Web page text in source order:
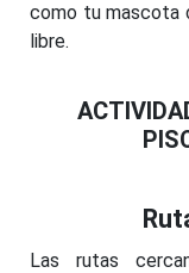
como tu mascota
libre.
Las rutas